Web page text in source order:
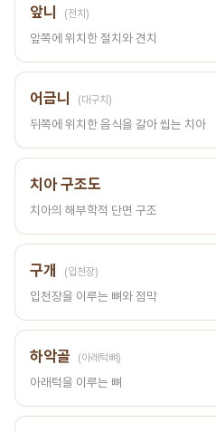
앞니 (전치)
앞쪽에 위치한 절치와 견치
어금니 (대구치)
뒤쪽에 위치한 음식을 갈아 씹는 치아
치아 구조도
치아의 해부학적 단면 구조
구개 (입천장)
입천장을 이루는 뼈와 점막
하악골 (아래턱뼈)
아래턱을 이루는 뼈